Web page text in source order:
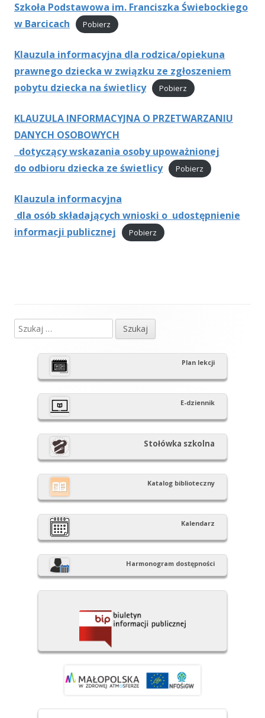
Szkoła Podstawowa im. Franciszka Świebockiego
w Barcicach
Pobierz
Klauzula informacyjna dla rodzica/opiekuna
prawnego dziecka w związku ze zgłoszeniem
pobytu dziecka na świetlicy
Pobierz
KLAUZULA INFORMACYJNA O PRZETWARZANIU
DANYCH OSOBOWYCH
dotyczący wskazania osoby upoważnionej
do odbioru dziecka ze świetlicy
Pobierz
Klauzula informacyjna
dla osób składających wnioski o udostępnienie
informacji publicznej
Pobierz
Główny
panel
boczny
Szukaj:
Plan lekcji
E-dziennik
Stołówka szkolna
Katalog biblioteczny
Kalendarz
Harmonogram dostępności